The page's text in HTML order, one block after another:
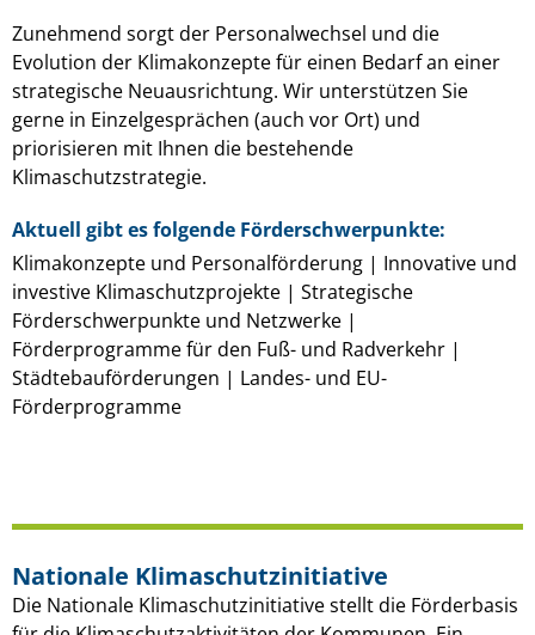
Zunehmend sorgt der Personalwechsel und die
Evolution der Klimakonzepte für einen Bedarf an einer
strategische Neuausrichtung. Wir unterstützen Sie
gerne in Einzelgesprächen (auch vor Ort) und
priorisieren mit Ihnen die bestehende
Klimaschutzstrategie.
Aktuell gibt es folgende Förderschwerpunkte:
Klimakonzepte und Personalförderung | Innovative und
investive Klimaschutzprojekte | Strategische
Förderschwerpunkte und Netzwerke |
Förderprogramme für den Fuß- und Radverkehr |
Städtebauförderungen | Landes- und EU-
Förderprogramme
Nationale Klimaschutzinitiative
Die Nationale Klimaschutzinitiative stellt die Förderbasis